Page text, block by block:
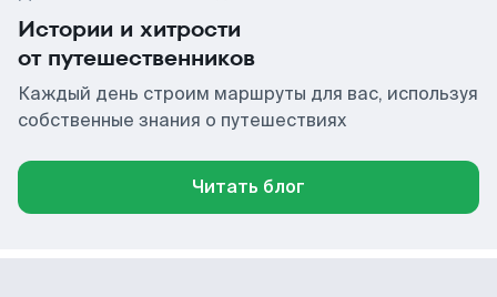
Истории и хитрости
от путешественников
Каждый день строим маршруты для вас, используя
собственные знания о путешествиях
Читать блог